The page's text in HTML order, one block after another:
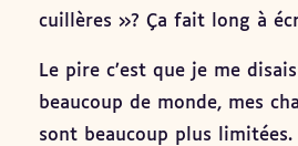
cuillères »? Ça fait long à
Le pire c’est que je me
beaucoup de monde, mes
sont beaucoup plus limitées.